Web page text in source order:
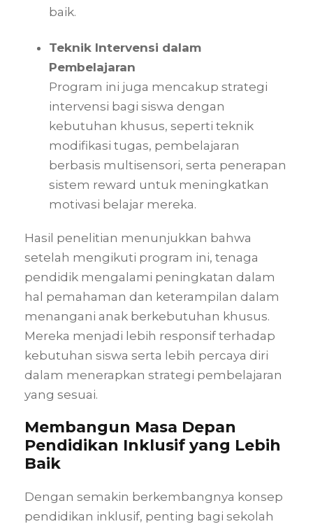
baik.
Teknik Intervensi dalam
Pembelajaran
Program ini juga mencakup strategi
intervensi bagi siswa dengan
kebutuhan khusus, seperti teknik
modifikasi tugas, pembelajaran
berbasis multisensori, serta penerapan
sistem reward untuk meningkatkan
motivasi belajar mereka.
Hasil penelitian menunjukkan bahwa
setelah mengikuti program ini, tenaga
pendidik mengalami peningkatan dalam
hal pemahaman dan keterampilan dalam
menangani anak berkebutuhan khusus.
Mereka menjadi lebih responsif terhadap
kebutuhan siswa serta lebih percaya diri
dalam menerapkan strategi pembelajaran
yang sesuai.
Membangun Masa Depan
Pendidikan Inklusif yang Lebih
Baik
Dengan semakin berkembangnya konsep
pendidikan inklusif, penting bagi sekolah